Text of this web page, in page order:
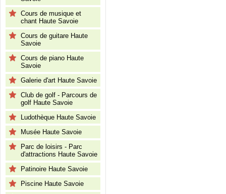
Cours de musique et
chant Haute Savoie
Cours de guitare Haute
Savoie
Cours de piano Haute
Savoie
Galerie d'art Haute Savoie
Club de golf - Parcours de
golf Haute Savoie
Ludothèque Haute Savoie
Musée Haute Savoie
Parc de loisirs - Parc
d'attractions Haute Savoie
Patinoire Haute Savoie
Piscine Haute Savoie